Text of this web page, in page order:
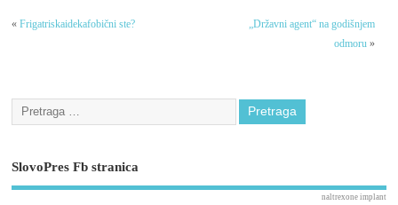
«Frigatriskaidekafobični ste?
„Državni agent“ na godišnjem
odmoru»
SlovoPres Fb stranica
naltrexone implant